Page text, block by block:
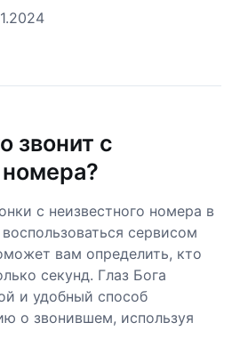
звонит с
номера?
с неизвестного номера в
сервисом
вам определить, кто
секунд. Глаз Бога
и удобный способ
о звонившем, используя